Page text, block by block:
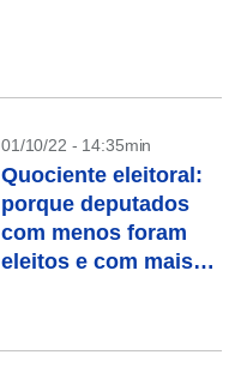
01/10/22 - 14:35min
Quociente eleitoral:
porque deputados
com menos foram
eleitos e com mais